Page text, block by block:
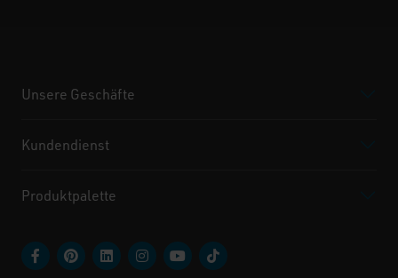
Unsere Geschäfte
Kundendienst
Produktpalette